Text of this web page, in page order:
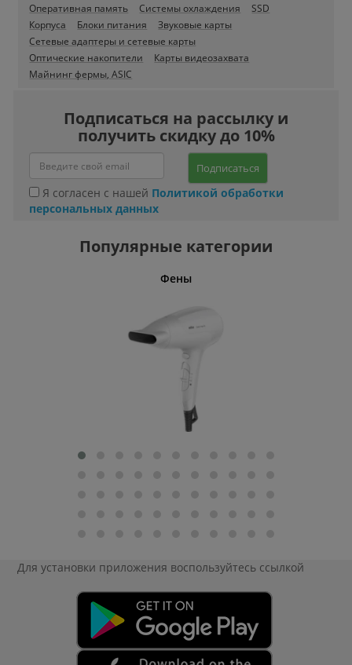
Оперативная память
Системы охлаждения
SSD
Корпуса
Блоки питания
Звуковые карты
Сетевые адаптеры и сетевые карты
Оптические накопители
Карты видеозахвата
Майнинг фермы, ASIC
Подписаться на рассылку и
получить скидку до 10%
Подписаться
Я согласен с нашей Политикой обработки
персональных данных
Популярные категории
Фены
Для установки приложения воспользуйтесь ссылкой